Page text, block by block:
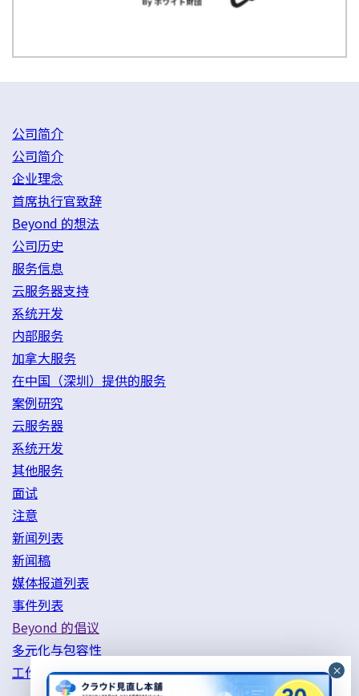
公司简介
公司简介
企业理念
首席执行官致辞
Beyond 的想法
公司历史
服务信息
云服务器支持
系统开发
内部服务
加拿大服务
在中国（深圳）提供的服务
案例研究
云服务器
系统开发
其他服务
面试
注意
新闻列表
新闻稿
媒体报道列表
事件列表
Beyond 的倡议
多元化与包容性
工作方式改革举措